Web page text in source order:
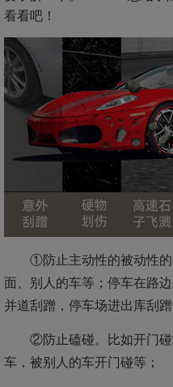
看看吧！
①防止主动性的被动性
面、别人的车等；停车在路
并道刮蹭，停车场进出库刮蹭
②防止磕碰。比如开门
车，被别人的车开门碰等；